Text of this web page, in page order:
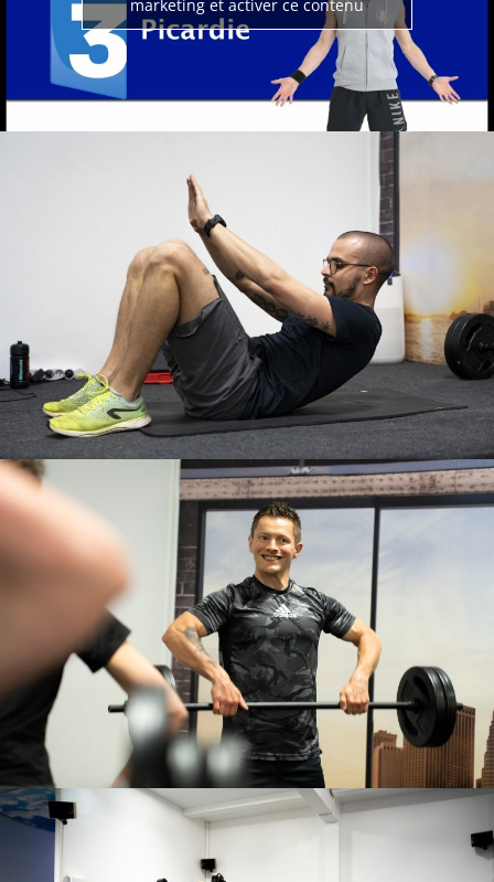
Cliquez pour accepter les cookies
marketing et activer ce contenu